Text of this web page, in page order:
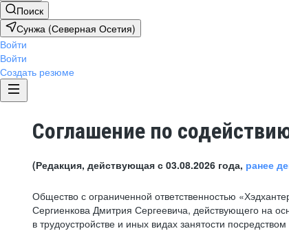
Поиск
Сунжа (Северная Осетия)
Войти
Войти
Создать резюме
Соглашение по
(Редакция, действующая с 03.08.2026 года, ранее
Общество с ограниченной ответственностью
Сергиенкова Дмитрия Сергеевича, действующего на
в трудоустройстве и иных видах занятости